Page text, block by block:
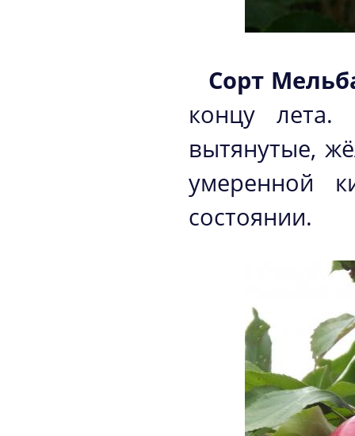
Сорт
концу лета.
вытянутые,
умеренной
состоянии.